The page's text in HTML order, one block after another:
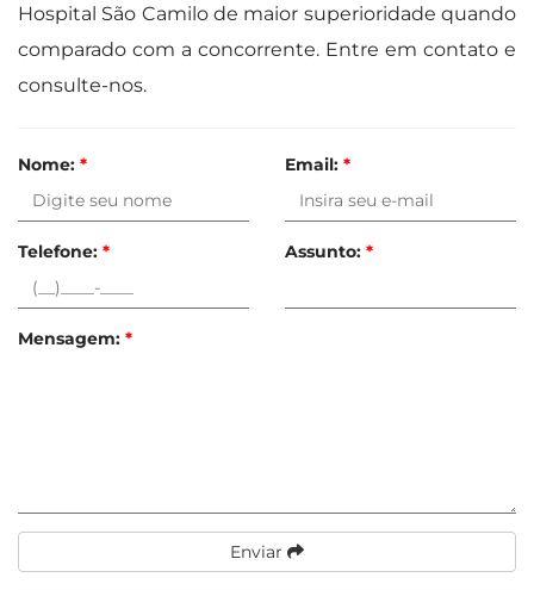
Hospital São Camilo de maior superioridade quando
comparado com a concorrente. Entre em contato e
consulte-nos.
Nome: * Email: *
Telefone: * Assunto: *
Mensagem: *
Enviar